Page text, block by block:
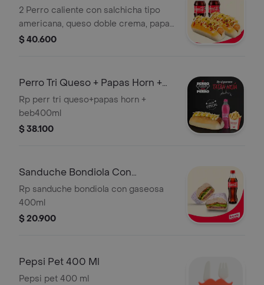
400ml
2 Perro caliente con salchicha tipo
americana, queso doble crema, papa
callejera, pepinillos, cebolla, salsas de
$ 40.600
Perro Tri Queso + Papas Horn +
Beb 400ml
Rp perr tri queso+papas horn +
beb400ml
$ 38.100
Sanduche Bondiola Con
Gaseosa
Rp sanduche bondiola con gaseosa
400ml
$ 20.900
Pepsi Pet 400 Ml
Pepsi pet 400 ml